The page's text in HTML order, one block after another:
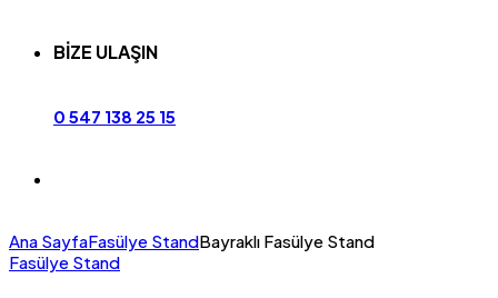
BİZE ULAŞIN
0 547 138 25 15
Ana SayfaFasülye StandBayraklı Fasülye Stand
Fasülye Stand